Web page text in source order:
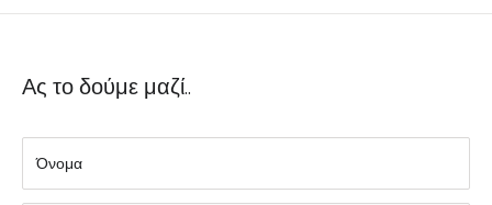
Ας το δούμε μαζί..
Όνομα